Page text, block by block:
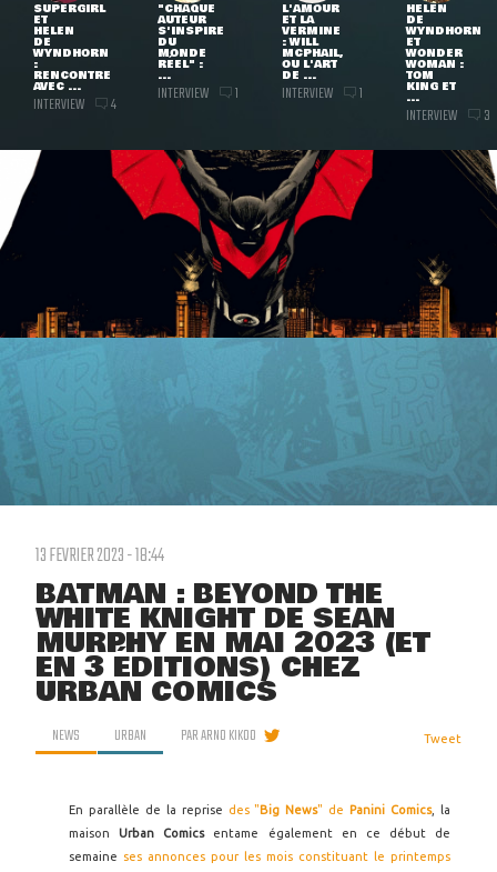
SUPERGIRL
ET
HELEN
DE
WYNDHORN
:
RENCONTRE
AVEC ...
INTERVIEW 4
"CHAQUE
AUTEUR
S'INSPIRE
DU
MONDE
RÉEL" :
...
INTERVIEW 1
L'AMOUR
ET LA
VERMINE
: WILL
MCPHAIL,
OU L'ART
DE ...
INTERVIEW 1
HELEN
DE
WYNDHORN
ET
WONDER
WOMAN :
TOM
KING ET
...
INTERVIEW 3
13 FEVRIER 2023 - 18:44
BATMAN : BEYOND THE
WHITE KNIGHT DE SEAN
MURPHY EN MAI 2023 (ET
EN 3 ÉDITIONS) CHEZ
URBAN COMICS
NEWS URBAN PARARNO KIKOO Tweet
En parallèle de la reprise des "Big News" dePanini Comics, la
maisonUrban Comics entame également en ce début de
semaine ses annonces pour les mois constituant le printemps